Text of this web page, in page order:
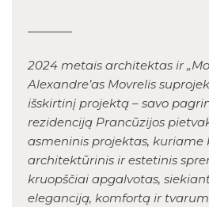
2024 metais architektas ir
Alexandre’as Movrelis
išskirtinį projektą – savo
rezidenciją Prancūzijos
asmeninis projektas, kuriame
architektūrinis ir estetinis
kruopščiai apgalvotas,
eleganciją, komfortą ir